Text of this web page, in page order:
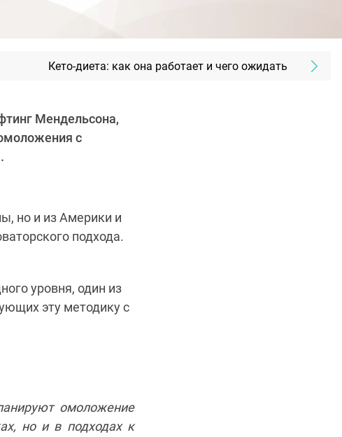
Кето-диета: как она работает и чего ожидать
Мендельсона,
с
но и из Америки и
подхода.
уровня, один из
эту методику с
омоложение
но и в подходах к